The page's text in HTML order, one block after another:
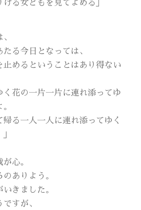
る女どもを見てよめる」
たる今日となっては、
止めるということはあり得ない
く花の一片一片に連れ添ってゆ
帰る一人一人に連れ添ってゆく
心。
ありよう。
きました。
すが、